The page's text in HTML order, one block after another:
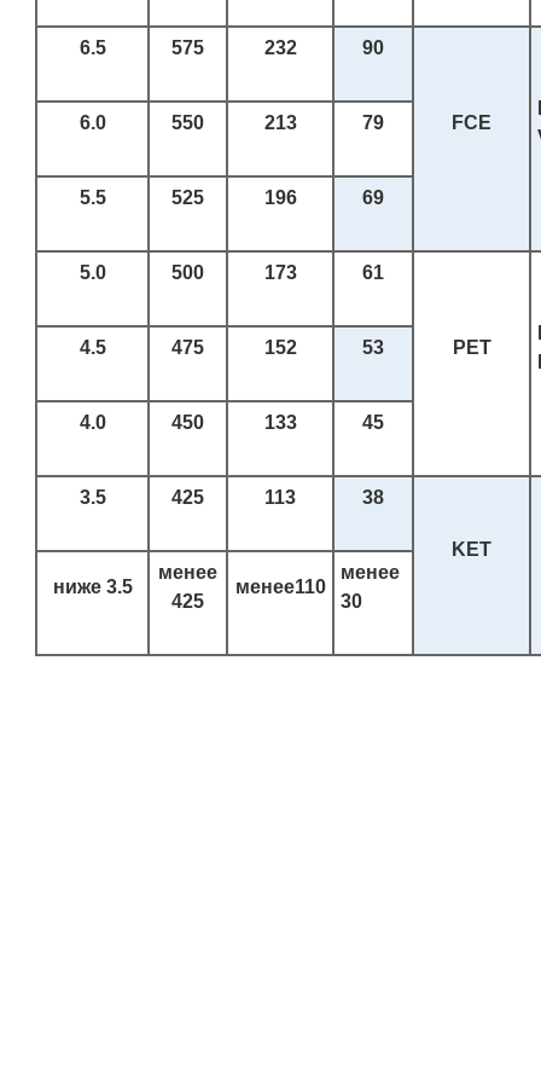
6.5 575 232 90
FCE
6.0 550 213 79
5.5 525 196 69
5.0 500 173 61
PET
4.5 475 152 53
4.0 450 133 45
3.5 425 113 38
KET
ниже3.5
менее
425
менее110
менее
30